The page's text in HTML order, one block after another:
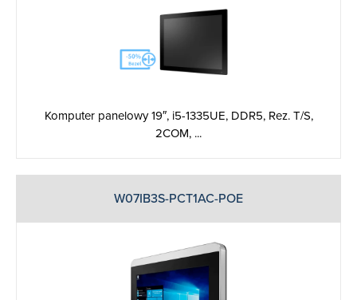
Komputer panelowy 19″, i5-1335UE, DDR5, Rez. T/S,
2COM, ...
W07IB3S-PCT1AC-POE